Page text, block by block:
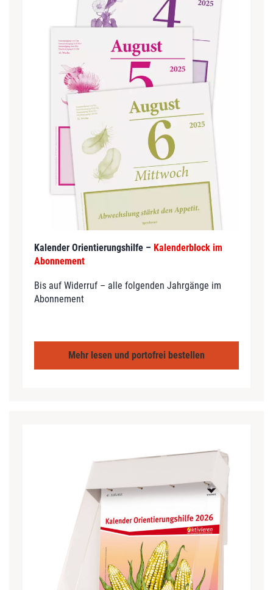
Kalender Orientierungshilfe – Kalenderblock im
Abonnement
Bis auf Widerruf – alle folgenden Jahrgänge im
Abonnement
Mehr lesen und portofrei bestellen